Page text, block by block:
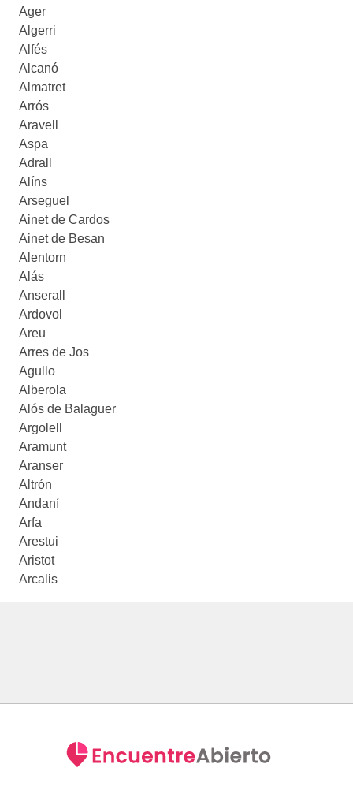
Ager
Algerri
Alfés
Alcanó
Almatret
Arrós
Aravell
Aspa
Adrall
Alíns
Arseguel
Ainet de Cardos
Ainet de Besan
Alentorn
Alás
Anserall
Ardovol
Areu
Arres de Jos
Agullo
Alberola
Alós de Balaguer
Argolell
Aramunt
Aranser
Altrón
Andaní
Arfa
Arestui
Aristot
Arcalis